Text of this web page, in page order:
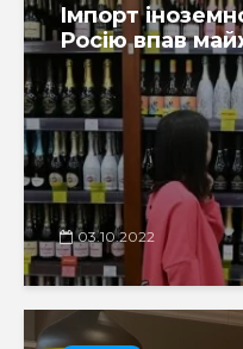
Імпорт
Росію впав
03.10.2022